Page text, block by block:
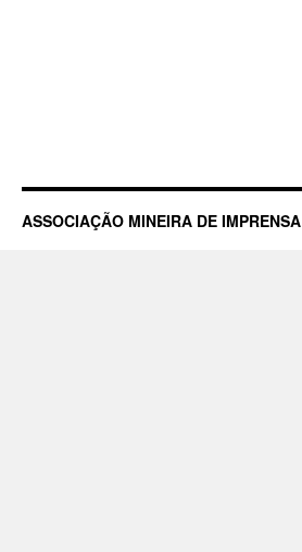
ASSOCIAÇÃO MINEIRA DE IMPRENSA